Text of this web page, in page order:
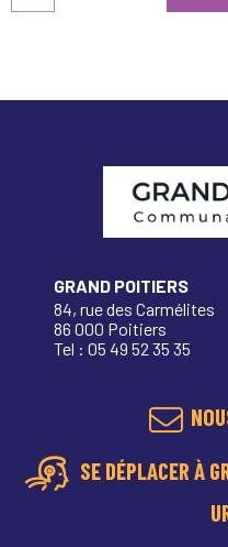
GRAND POITIERS
84, rue des Carmélites
86 000 Poitiers
Tel : 05 49 52 35 35
SE DÉPLACER À